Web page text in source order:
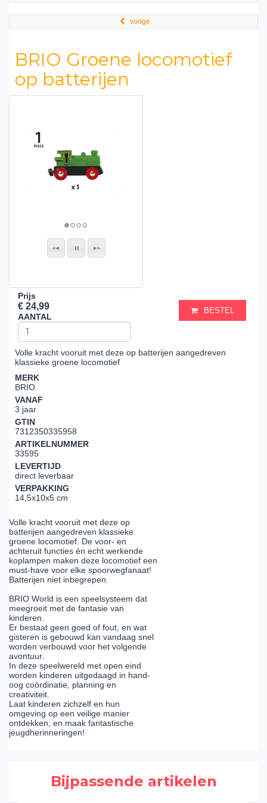
vorige
BRIO Groene locomotief
op batterijen
Prijs
€ 24,99
AANTAL
BESTEL
Volle kracht vooruit met deze op batterijen aangedreven
klassieke groene locomotief
MERK
BRIO
VANAF
3 jaar
GTIN
7312350335958
ARTIKELNUMMER
33595
LEVERTIJD
direct leverbaar
VERPAKKING
14,5x10x5 cm
Volle kracht vooruit met deze op
batterijen aangedreven klassieke
groene locomotief. De voor- en
achteruit functies én echt werkende
koplampen maken deze locomotief een
must-have voor elke spoorwegfanaat!
Batterijen niet inbegrepen.
BRIO World is een speelsysteem dat
meegroeit met de fantasie van
kinderen.
Er bestaat geen goed of fout, en wat
gisteren is gebouwd kan vandaag snel
worden verbouwd voor het volgende
avontuur.
In deze speelwereld met open eind
worden kinderen uitgedaagd in hand-
oog coördinatie, planning en
creativiteit.
Laat kinderen zichzelf en hun
omgeving op een veilige manier
ontdekken, en maak fantastische
jeugdherinneringen!
Bijpassende artikelen